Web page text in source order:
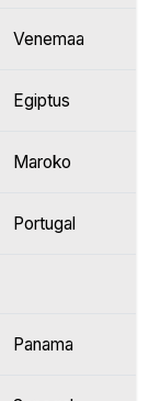
Venemaa
Egiptus
Maroko
Portugal
Panama